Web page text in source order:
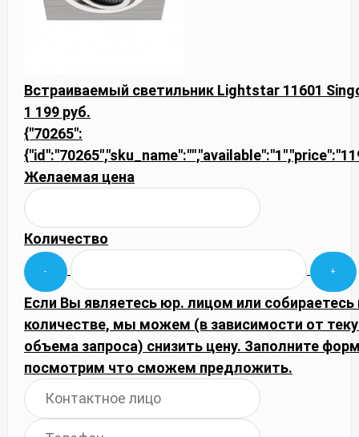
Встраиваемый светильник Lightstar 11601
1 199 руб.
{"70265":
Желаемая цена
Количество
Если Вы являетесь юр. лицом или
количестве, мы можем (в зависимости от
объема запроса) снизить цену. Заполните
посмотрим что сможем предложить.